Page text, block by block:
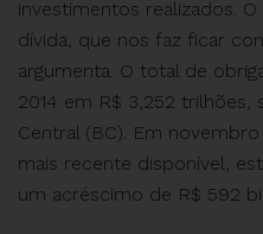
investimentos realizados.
dívida, que nos faz ficar
argumenta. O total de
2014 em R$ 3,252
Central (BC). Em
mais recente disponível,
um acréscimo de R$ 592